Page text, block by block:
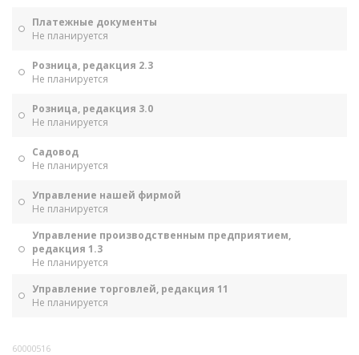
Платежные документы
Не планируется
Розница, редакция 2.3
Не планируется
Розница, редакция 3.0
Не планируется
Садовод
Не планируется
Управление нашей фирмой
Не планируется
Управление производственным предприятием,
редакция 1.3
Не планируется
Управление торговлей, редакция 11
Не планируется
60000516